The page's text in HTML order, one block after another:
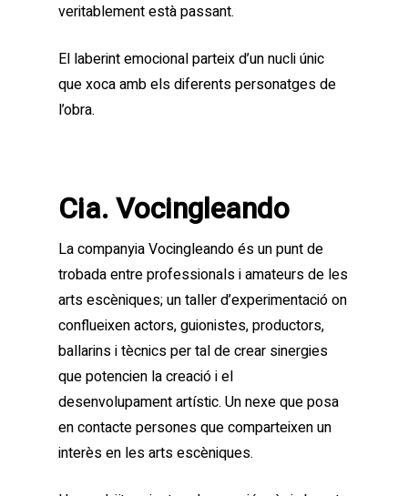
veritablement està passant.
El laberint emocional parteix d’un nucli únic
que xoca amb els diferents personatges de
l’obra.
Cia. Vocingleando
La companyia Vocingleando és un punt de
trobada entre professionals i amateurs de les
arts escèniques; un taller d’experimentació on
conflueixen actors, guionistes, productors,
ballarins i tècnics per tal de crear sinergies
que potencien la creació i el
desenvolupament artístic. Un nexe que posa
en contacte persones que comparteixen un
interès en les arts escèniques.